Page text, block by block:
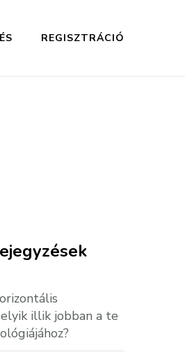
REGISZTRÁCIÓ
illik jobban a te